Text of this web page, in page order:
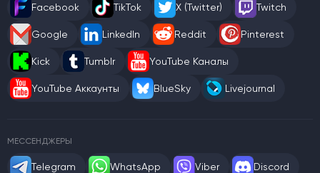
Facebook TikTok X (Twitter) Twitch
Google LinkedIn Reddit Pinterest
Kick Tumblr YouTube Каналы
YouTube Аккаунты BlueSky Livejournal
МЕССЕНДЖЕРЫ
Telegram WhatsApp Viber Discord